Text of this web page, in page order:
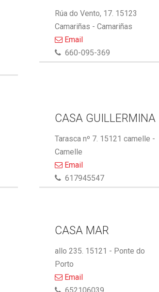
Rúa do Vento, 17. 15123
Camariñas - Camariñas
Email
660-095-369
CASA GUILLERMINA
Tarasca nº 7. 15121 camelle -
Camelle
Email
617945547
CASA MAR
allo 235. 15121 - Ponte do
Porto
Email